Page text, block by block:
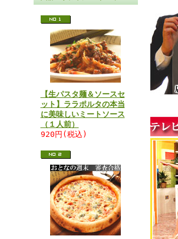
【生パスタ麺＆ソースセ
ット】ララポルタの本当
に美味しいミートソース
（１人前）
920円(税込)